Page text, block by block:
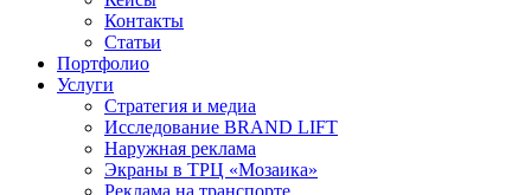
Контакты
Статьи
Портфолио
Услуги
Стратегия и медиа
Исследование BRAND LIFT
Наружная реклама
Экраны в ТРЦ «Мозаика»
Реклама на транспорте